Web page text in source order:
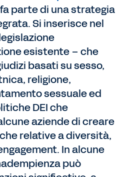
fa parte di una strategia
Si inserisce nel
esistente – che
basati su sesso,
religione,
sessuale ed
DEI che
aziende di creare
relative a diversità,
In alcune
può